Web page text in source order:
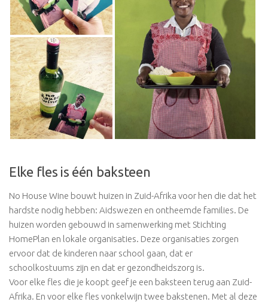
Elke fles is één baksteen
No House Wine bouwt huizen in Zuid-Afrika voor hen die dat het
hardste nodig hebben: Aidswezen en ontheemde families. De
huizen worden gebouwd in samenwerking met Stichting
HomePlan en lokale organisaties. Deze organisaties zorgen
ervoor dat de kinderen naar school gaan, dat er
schoolkostuums zijn en dat er gezondheidszorg is.
Voor elke fles die je koopt geef je een baksteen terug aan Zuid-
Afrika. En voor elke fles vonkelwijn twee bakstenen. Met al deze